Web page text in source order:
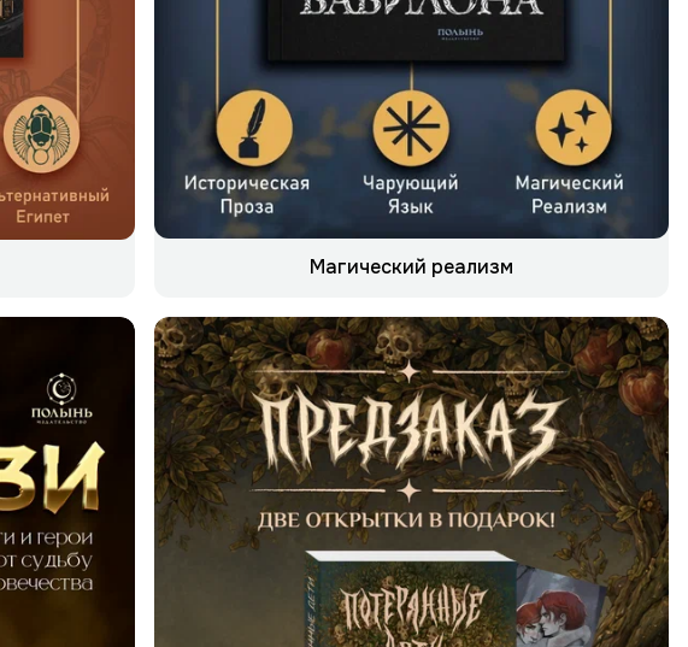
Магический реализм